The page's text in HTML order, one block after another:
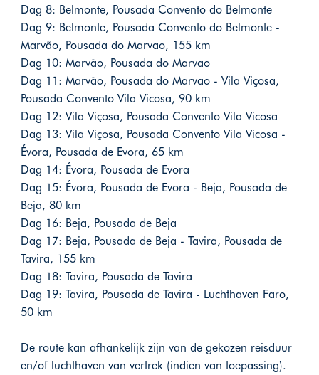
Dag 8: Belmonte, Pousada Convento do Belmonte
Dag 9: Belmonte, Pousada Convento do Belmonte -
Marvão, Pousada do Marvao, 155 km
Dag 10: Marvão, Pousada do Marvao
Dag 11: Marvão, Pousada do Marvao - Vila Viçosa,
Pousada Convento Vila Vicosa, 90 km
Dag 12: Vila Viçosa, Pousada Convento Vila Vicosa
Dag 13: Vila Viçosa, Pousada Convento Vila Vicosa -
Évora, Pousada de Evora, 65 km
Dag 14: Évora, Pousada de Evora
Dag 15: Évora, Pousada de Evora - Beja, Pousada de
Beja, 80 km
Dag 16: Beja, Pousada de Beja
Dag 17: Beja, Pousada de Beja - Tavira, Pousada de
Tavira, 155 km
Dag 18: Tavira, Pousada de Tavira
Dag 19: Tavira, Pousada de Tavira - Luchthaven Faro,
50 km
De route kan afhankelijk zijn van de gekozen reisduur
en/of luchthaven van vertrek (indien van toepassing).